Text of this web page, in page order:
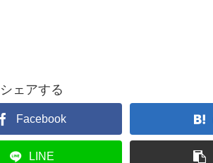
シェアする
Facebook
LINE